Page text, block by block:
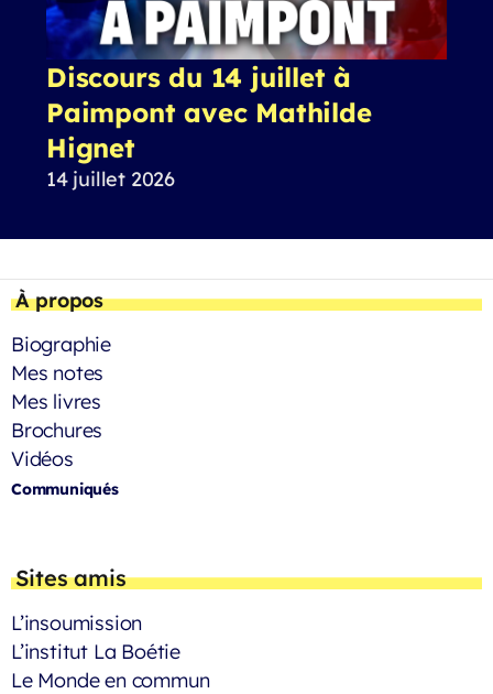
Discours du 14 juillet à
Paimpont avec Mathilde
Hignet
14 juillet 2026
À propos
Biographie
Mes notes
Mes livres
Brochures
Vidéos
Communiqués
Sites amis
L’insoumission
L’institut La Boétie
Le Monde en commun